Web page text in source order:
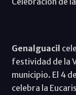
Genalguacil
festividad de la
municipio. El 4
celebra la